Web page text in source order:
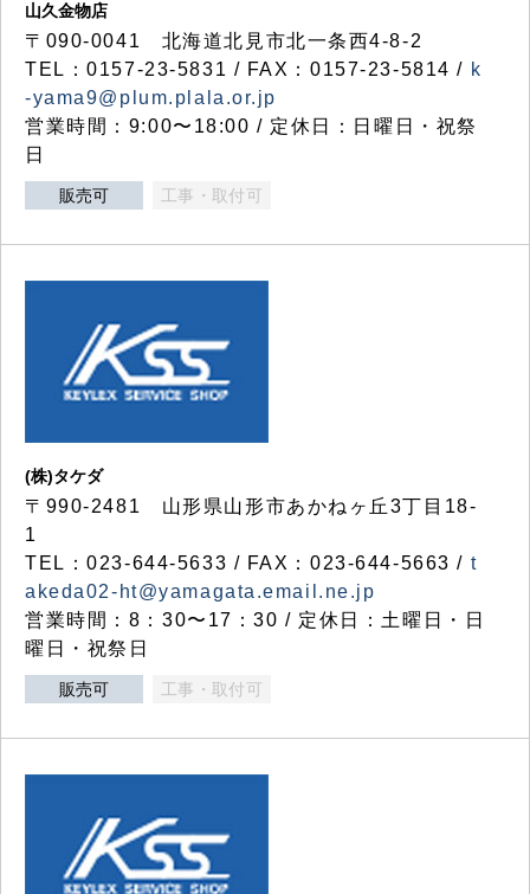
山久金物店
〒090-0041 北海道北見市北一条西4-8-2
TEL：0157-23-5831 / FAX：0157-23-5814 / k
-yama9@plum.plala.or.jp
営業時間：9:00〜18:00 / 定休日：日曜日・祝祭
日
販売可 工事・取付可
(株)タケダ
〒990-2481 山形県山形市あかねヶ丘3丁目18-
1
TEL：023-644-5633 / FAX：023-644-5663 / t
akeda02-ht@yamagata.email.ne.jp
営業時間：8：30〜17：30 / 定休日：土曜日・日
曜日・祝祭日
販売可 工事・取付可